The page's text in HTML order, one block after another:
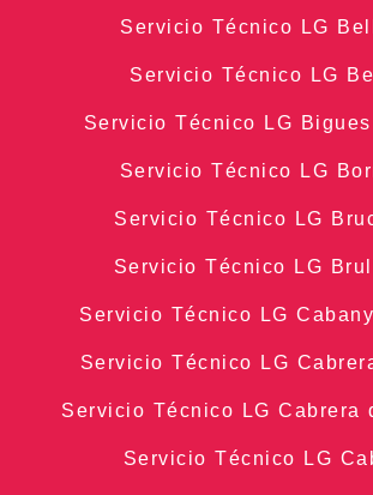
Servicio Técnico LG
Servicio Técnico LG
Servicio Técnico LG
Servicio Técnico LG
Servicio Técnico LG
Servicio Técnico LG
Servicio Técnico LG
Servicio Técnico LG
Servicio Técnico LG Cabrera
Servicio Técnico LG